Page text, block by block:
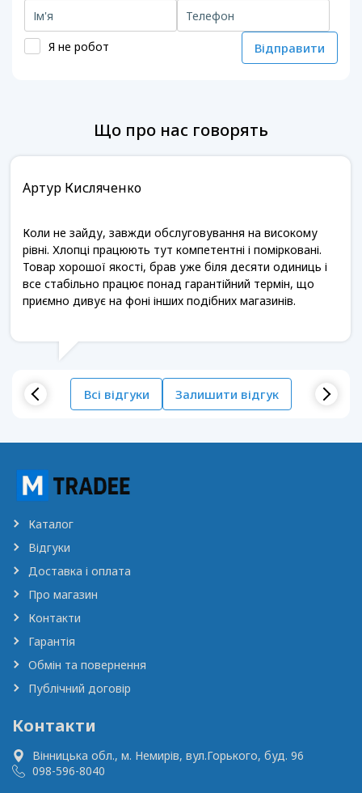
Я не робот Відправити
Що про нас говорять
Артур Кисляченко
Коли не зайду, завжди обслуговування на високому
рівні. Хлопці працюють тут компетентні і помірковані.
Товар хорошої якості, брав уже біля десяти одиниць і
все стабільно працює понад гарантійний термін, що
приємно дивує на фоні інших подібних магазинів.
Всі відгуки Залишити відгук
Каталог
Відгуки
Доставка і оплата
Про магазин
Контакти
Гарантія
Обмін та повернення
Публічний договір
Контакти
Вінницька обл., м. Немирів, вул.Горького, буд. 96
098-596-8040